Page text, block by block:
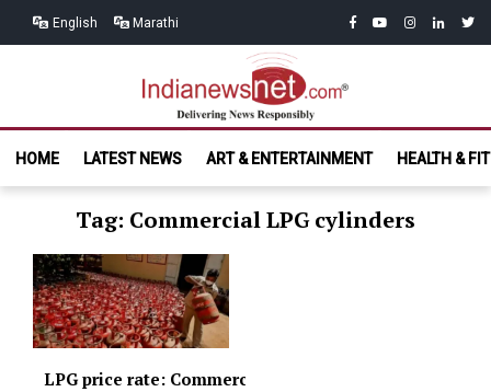
English Marathi facebook
youtubeinstagram
linkedin
India News
Net.com
HOME
LATEST NEWS ART & ENTERTAINMENT HEALTH &
Tag: Commercial LPG cylinders
LPG price rate: Commercial LPG price brought down